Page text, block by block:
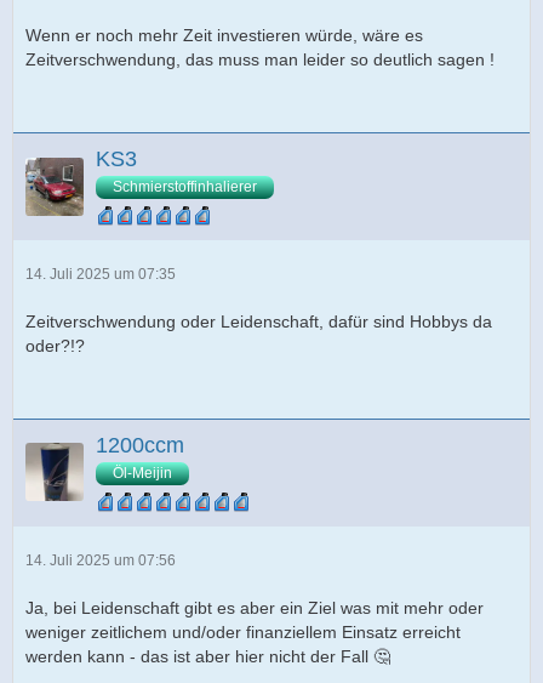
Wenn er noch mehr Zeit investieren würde, wäre es
Zeitverschwendung, das muss man leider so deutlich sagen !
KS3
Schmierstoffinhalierer
14. Juli 2025 um 07:35
Zeitverschwendung oder Leidenschaft, dafür sind Hobbys da
oder?!?
1200ccm
Öl-Meijin
14. Juli 2025 um 07:56
Ja, bei Leidenschaft gibt es aber ein Ziel was mit mehr oder
weniger zeitlichem und/oder finanziellem Einsatz erreicht
werden kann - das ist aber hier nicht der Fall 🤔